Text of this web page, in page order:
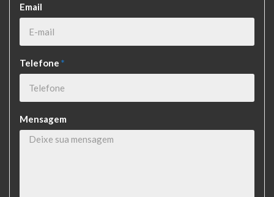
Email
Telefone *
Mensagem